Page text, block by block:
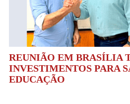
REUNIÃO EM BRASÍLIA
INVESTIMENTOS PARA
EDUCAÇÃO